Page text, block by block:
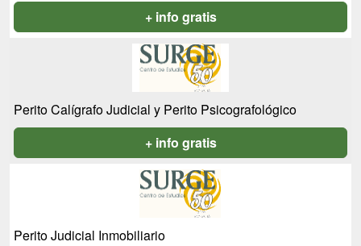
+ info gratis
Perito Calígrafo Judicial y Perito Psicografológico
+ info gratis
Perito Judicial Inmobiliario